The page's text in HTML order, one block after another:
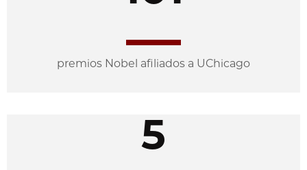
premios Nobel afiliados a UChicago
5